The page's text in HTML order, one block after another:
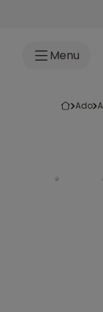
Menu
ado